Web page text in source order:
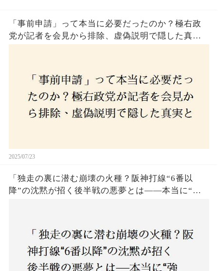
「事前申請」って本当に必要だったのか？極右政
党が記者を会見から排除、虚偽説明で隠した真実
2025/07/23
「独走の裏に潜む崩壊の火種？阪神打線“6番以
降”の沈黙が招く後半戦の悪夢とは——本当に“強